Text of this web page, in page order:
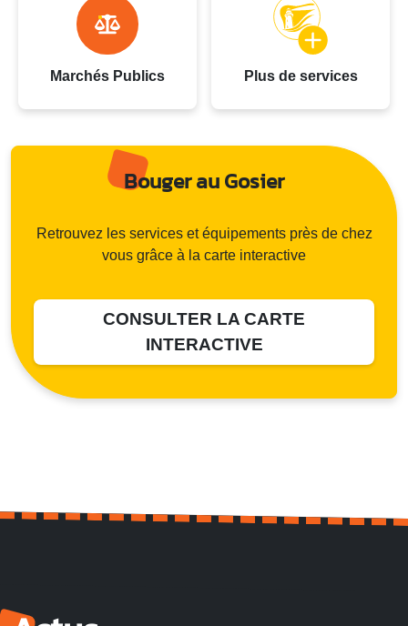
Marchés Publics Plus de services
Bouger au Gosier
Retrouvez les services et équipements près de chez
vous grâce à la carte interactive
CONSULTER LA CARTE
INTERACTIVE